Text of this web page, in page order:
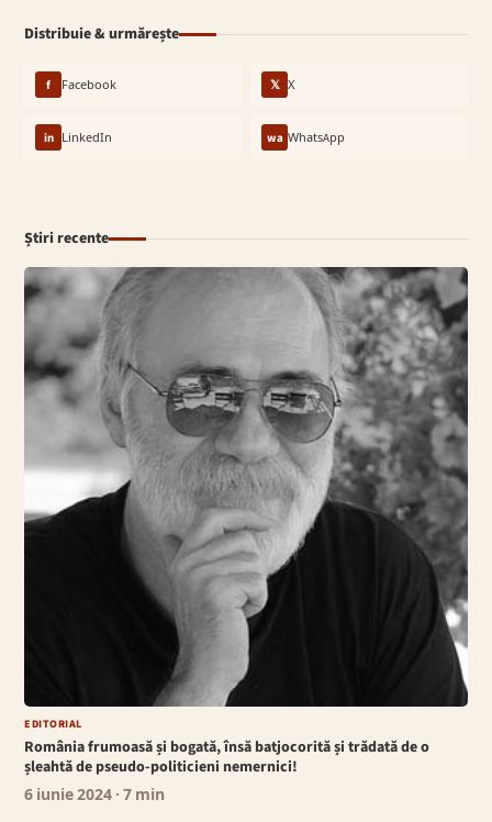
Distribuie & urmărește
f Facebook 𝕏 X
in LinkedIn wa WhatsApp
Știri recente
EDITORIAL
România frumoasă și bogată, însă batjocorită și trădată de o
șleahtă de pseudo-politicieni nemernici!
6 iunie 2024 · 7 min